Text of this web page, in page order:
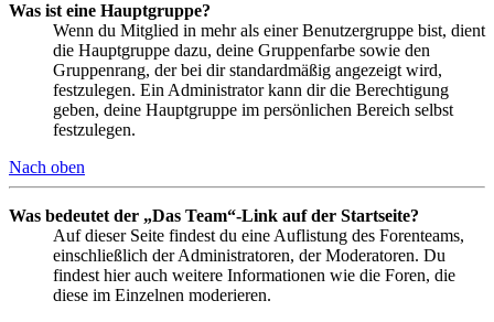
Was ist eine Hauptgruppe?
Wenn du Mitglied in mehr als einer Benutzergruppe bist, dient
die Hauptgruppe dazu, deine Gruppenfarbe sowie den
Gruppenrang, der bei dir standardmäßig angezeigt wird,
festzulegen. Ein Administrator kann dir die Berechtigung
geben, deine Hauptgruppe im persönlichen Bereich selbst
festzulegen.
Nach oben
Was bedeutet der „Das Team“-Link auf der Startseite?
Auf dieser Seite findest du eine Auflistung des Forenteams,
einschließlich der Administratoren, der Moderatoren. Du
findest hier auch weitere Informationen wie die Foren, die
diese im Einzelnen moderieren.